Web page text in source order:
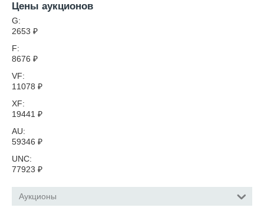
Цены аукционов
G:
2653 ₽
F:
8676 ₽
VF:
11078 ₽
XF:
19441 ₽
AU:
59346 ₽
UNC:
77923 ₽
Аукционы